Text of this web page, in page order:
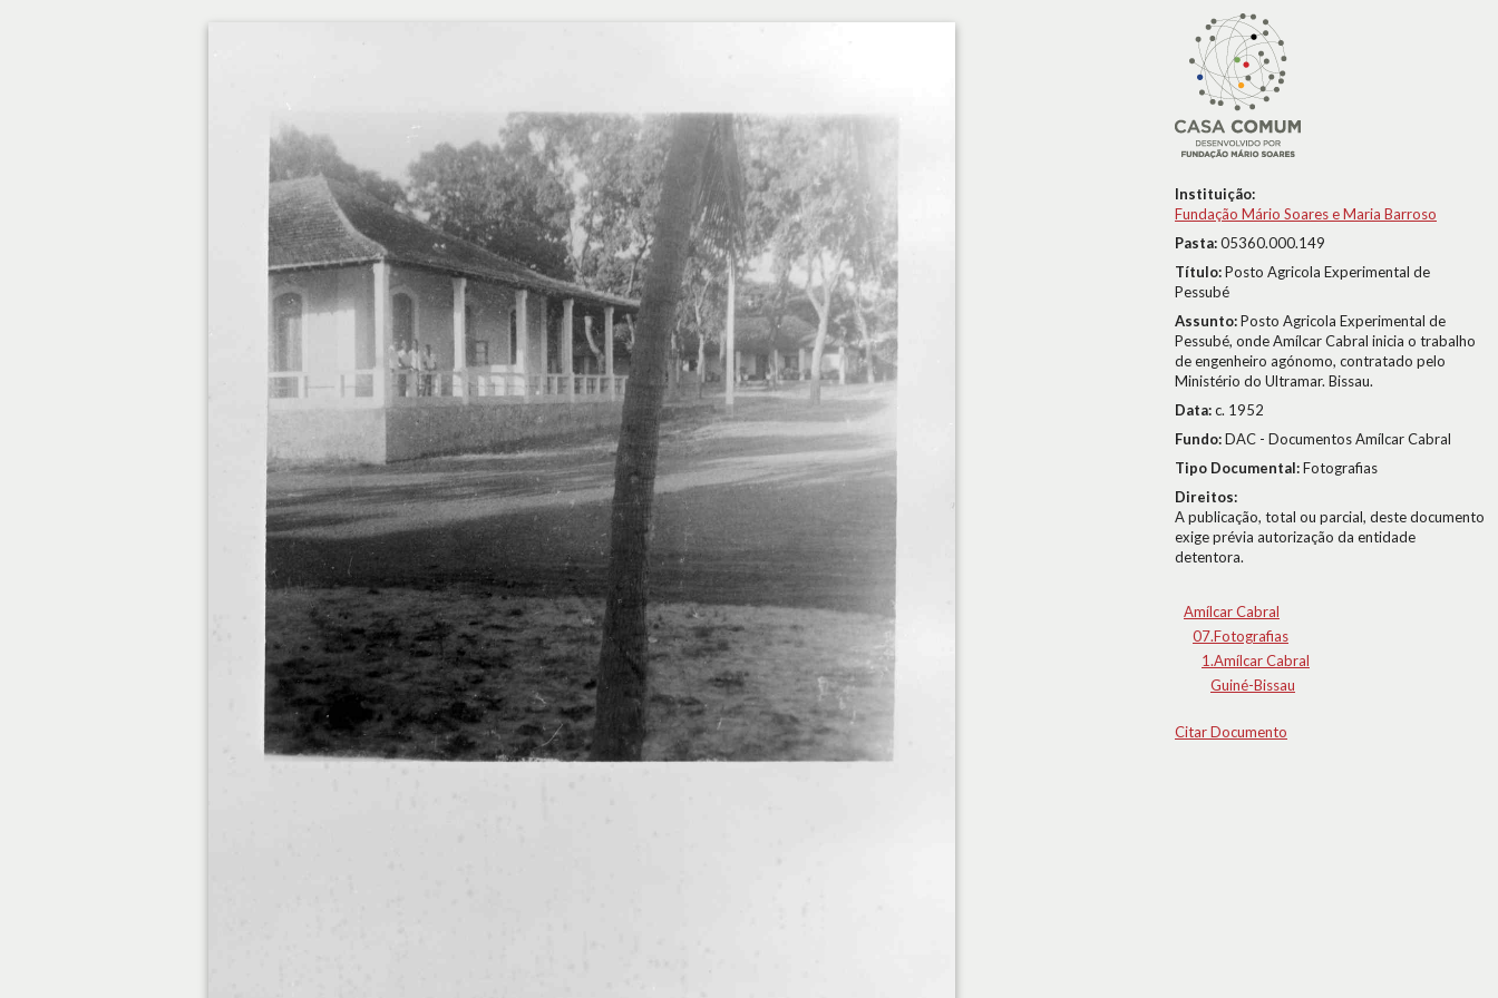
Instituição:
Fundação Mário Soares e Maria Barroso
Pasta:05360.000.149
Título:Posto Agricola Experimental de
Pessubé
Assunto:Posto Agricola Experimental de
Pessubé, onde Amílcar Cabral inicia o trabalho
de engenheiro agónomo, contratado pelo
Ministério do Ultramar. Bissau.
Data:c. 1952
Fundo:DAC - Documentos Amílcar Cabral
Tipo Documental:Fotografias
Direitos:
A publicação, total ou parcial, deste documento
exige prévia autorização da entidade
detentora.
Amílcar Cabral
07.Fotografias
1.Amílcar Cabral
Guiné-Bissau
Citar Documento